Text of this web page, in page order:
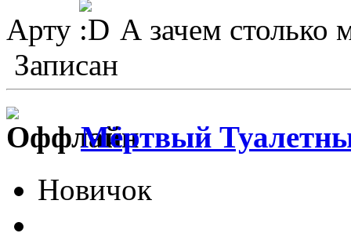
Арту
А зачем столько
Записан
Мёртвый
Новичок